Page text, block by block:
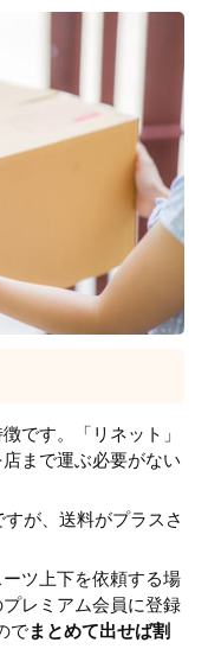
です。「リネット」
まで運ぶ必要がない
が、送料がプラスさ
ツ上下を依頼する場
レミアム会員に登録
でまとめて出せば割